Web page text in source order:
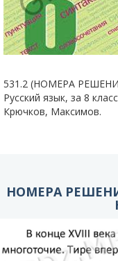
531.2 (НОМЕРА
Русский язык, за 8
Крючков, Максимов.
НОМЕРА